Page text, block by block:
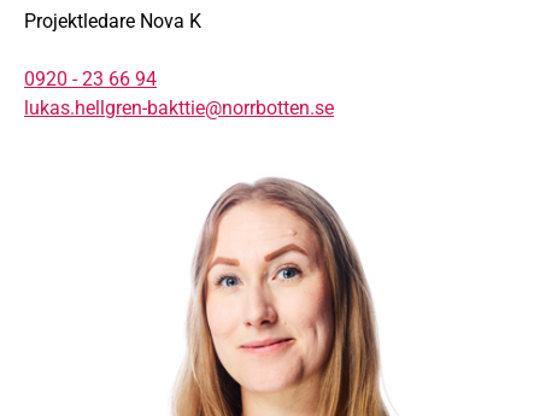
Projektledare Nova K
0920 - 23 66 94
lukas.hellgren-bakttie@norrbotten.se